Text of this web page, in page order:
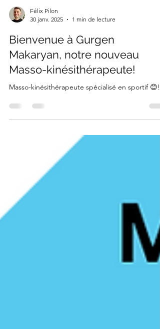
30 janv. 2025
1 min de lecture
Bienvenue à Gurgen
Makaryan, notre nouveau
Masso-kinésithérapeute!
Masso-kinésithérapeute spécialisé en sportif 😊!